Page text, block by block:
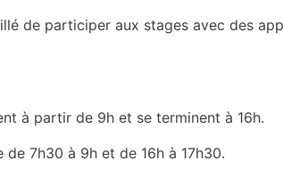
de participer aux stages avec des
à partir de 9h et se terminent à 16h.
7h30 à 9h et de 16h à 17h30.